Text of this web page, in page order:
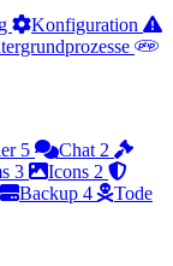
Konfiguration
5 Chat 2
3 Icons 2
Backup 4
Tode